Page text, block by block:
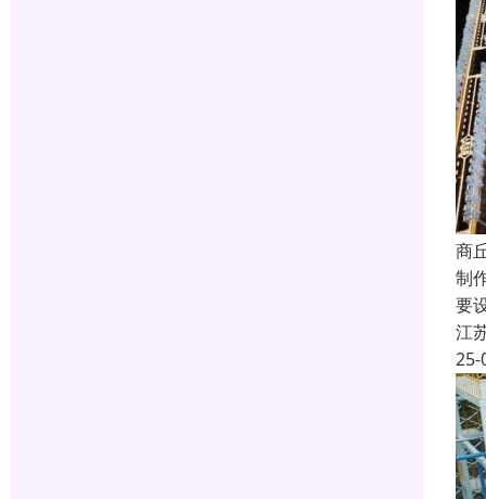
商
制
要
江
25-